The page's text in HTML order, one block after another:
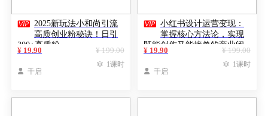
 2025新玩法小和尚引流
高质创业粉秘诀！日引
300+高质粉
¥ 199.00
¥ 19.90
 千启
 1课时
 小红书设计运营变现：
掌握核心方法论，实现
既能创作又能接单的商业闭
环
¥ 199.00
¥ 19.90
 千启
 1课时